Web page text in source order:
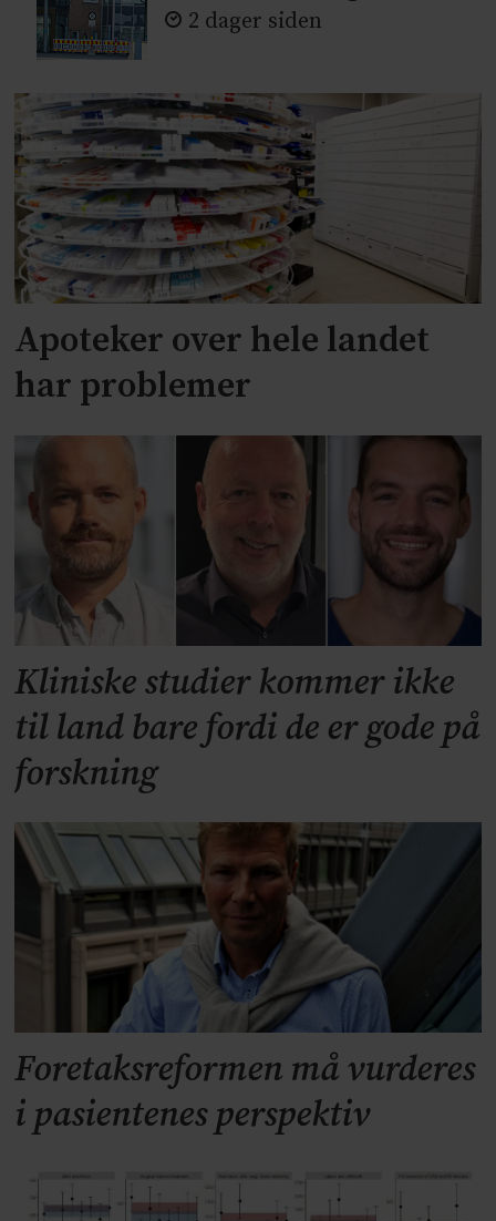
2 dager siden
Apoteker over hele landet
har problemer
Kliniske studier kommer ikke
til land bare fordi de er gode på
forskning
Foretaksreformen må vurderes
i pasientenes perspektiv